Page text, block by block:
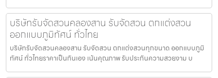
บริษัทรับจัดสวนคลองสาน รับจัดสวน ตกแต่งสวน
ออกแบบภูมิทัศน์ ทั่วไทย
บริษัทรับจัดสวนคลองสาน รับจัดสวน ตกแต่งสวนทุกขนาด ออกแบบภูมิ
ทัศน์ ทั่วไทยราคาเป็นกันเอง เน้นคุณภาพ รับประกันความสวยงาม บ